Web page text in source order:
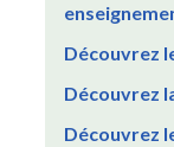
Découvrez
Découvrez
Découvrez